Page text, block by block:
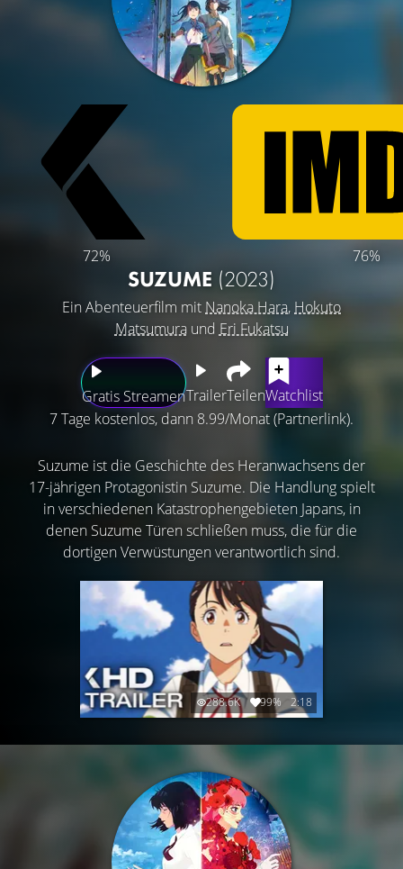
72% 76%
SUZUME (2023)
Ein Abenteuerfilm mit Nanoka Hara, Hokuto
Matsumuraund Eri Fukatsu
Gratis StreamenTrailerTeilenWatchlist
7 Tage kostenlos, dann 8.99/Monat (Partnerlink).
Suzume ist die Geschichte des Heranwachsens der
17-jährigen Protagonistin Suzume. Die Handlung spielt
in verschiedenen Katastrophengebieten Japans, in
denen Suzume Türen schließen muss, die für die
dortigen Verwüstungen verantwortlich sind.
288.6K 99% 2:18